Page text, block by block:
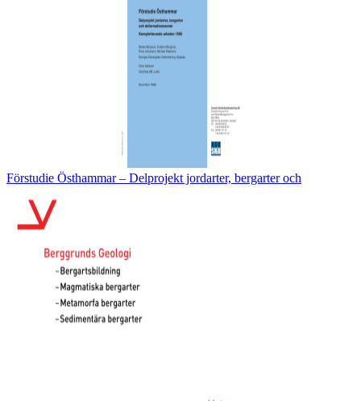
Förstudie Östhammar – Delprojekt jordarter, bergarter och